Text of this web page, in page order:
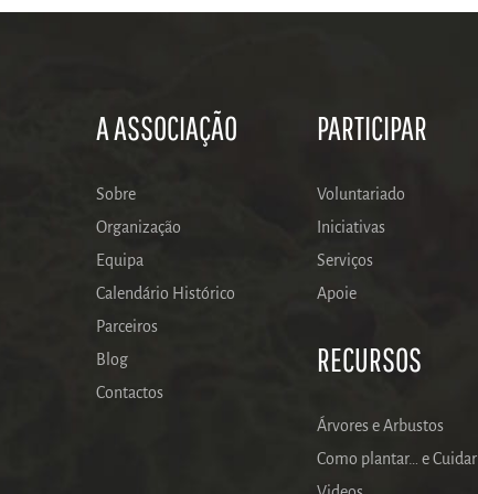
A ASSOCIAÇÃO
Sobre
Organização
Equipa
Calendário Histórico
Parceiros
Blog
Contactos
PARTICIPAR
Voluntariado
Iniciativas
Serviços
Apoie
RECURSOS
Árvores e Arbustos
Como plantar… e Cuidar